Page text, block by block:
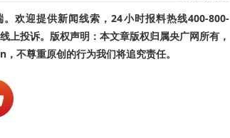
欢迎提供新闻线索，24小时报料热线400-800-
上投诉。版权声明：本文章版权归属央广网所有，
不尊重原创的行为我们将追究责任。